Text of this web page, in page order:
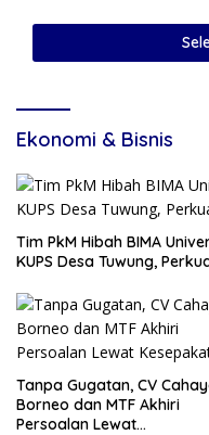
Ekonomi & Bisnis
Tim PkM Hibah BIMA
KUPS Desa Tuwung,
Tanpa Gugatan, CV
Borneo dan MTF Akhiri
Persoalan Lewat